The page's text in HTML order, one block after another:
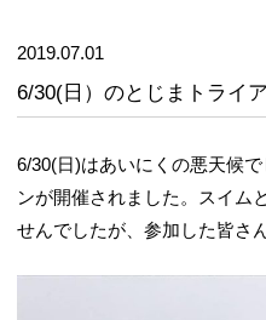
2019.07.01
6/30(日）のとじまトライ
6/30(日)はあいにくの悪天候
ンが開催されました。スイム
せんでしたが、参加した皆さ